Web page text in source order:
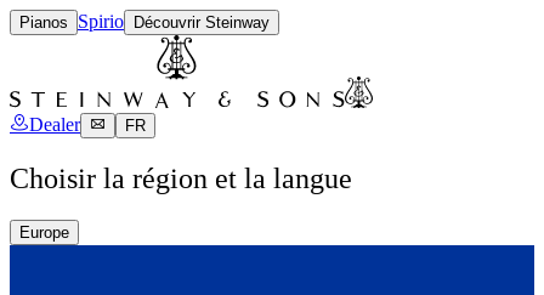
Pianos Spirio Découvrir Steinway
Dealer FR
Choisir la région et la langue
Europe